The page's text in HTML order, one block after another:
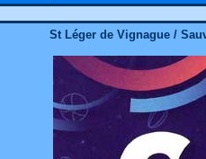
St Léger de Vignague /